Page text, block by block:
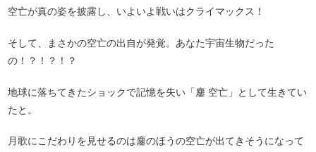
空亡が真の姿を披露し、いよいよ戦いはクライマックス！
そして、まさかの空亡の出自が発覚。あなた宇宙生物だった
の！？！？！？
地球に落ちてきたショックで記憶を失い「鏖 空亡」として生きてい
たと。
月歌にこだわりを見せるのは鏖のほうの空亡が出てきそうになって